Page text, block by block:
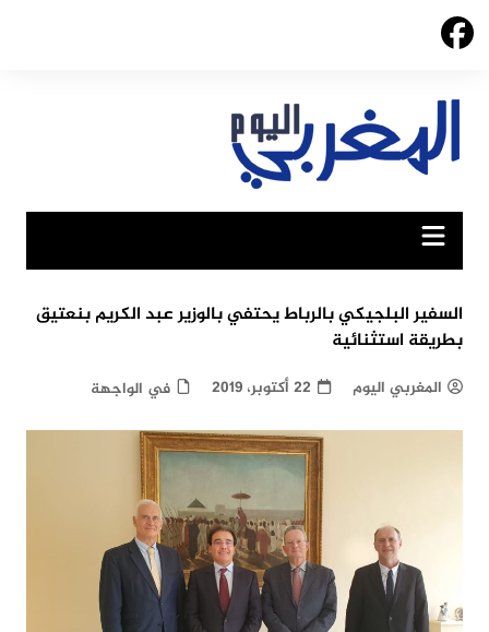
Skip
السفير البلجيكي بالرباط يحتفي بالوزير عبد الكريم بنعتيق
بطريقة استثنائية
المغربي اليوم 22 أكتوبر، 2019 في الواجهة